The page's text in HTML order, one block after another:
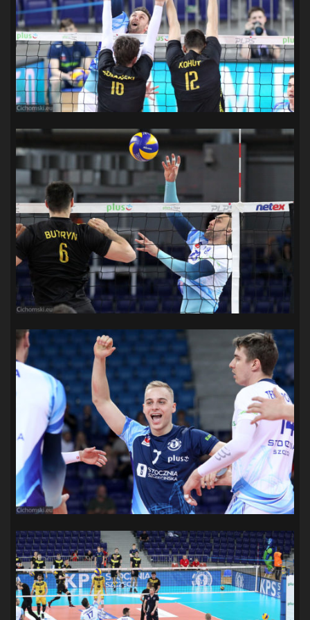
SANDRA SPA POGOŃ SZCZECIN(100) SIEDLECKA(63)
SPARING(110) SPR POGOŃ SZCZECIN(72)
SPÓJNIA STARGARD(35) STOCZNIA SZCZECIN(40)
SUPERLIGA KOBIET(58) SUPERLIGA MĘŻCZYZN(92)
TAURON LIGA KOBIET (106) TENIS(26) TREFL SOPOT (26)
WYGRANA(43) ZAGŁĘBIE LUBIN(36) ŚLĄSK WROCŁAW(29)
ŚWIT SKOLWIN(111)
STAT4U